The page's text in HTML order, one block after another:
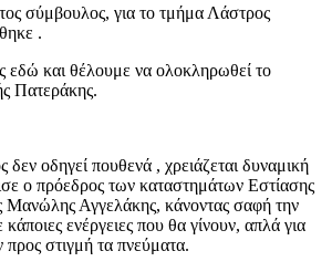
σύμβουλος, για το τμήμα Λάστρος
.
και θέλουμε να ολοκληρωθεί το
Πατεράκης.
οδηγεί πουθενά , χρειάζεται δυναμική
ο πρόεδρος των καταστημάτων Εστίασης
Μανώλης Αγγελάκης, κάνοντας σαφή την
ενέργειες που θα γίνουν, απλά για
στιγμή τα πνεύματα.